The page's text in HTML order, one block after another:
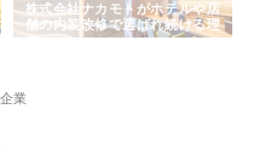
社スプリングエフが選ば
由とOEMアパレル製造の
桑木給食株
ばれる手作
業